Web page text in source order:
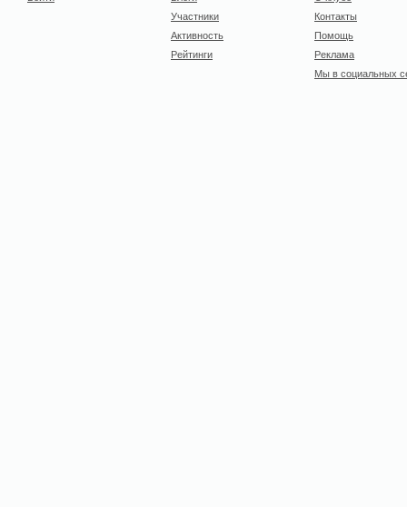
Участники
Активность
Рейтинги
Контакты
Помощь
Реклама
Мы в социальных